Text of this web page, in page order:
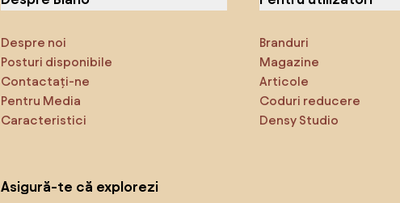
Despre noi
Posturi disponibile
Contactați-ne
Pentru Media
Caracteristici
Branduri
Magazine
Articole
Coduri reducere
Densy Studio
Asigură-te că explorezi